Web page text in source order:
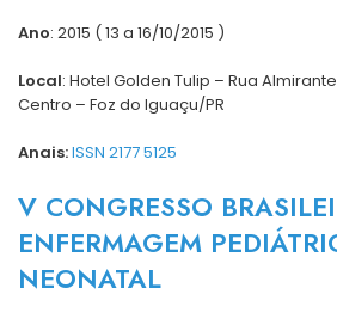
Ano: 2015 ( 13 a 16/10/2015 )
Local: Hotel Golden Tulip – Rua
Centro – Foz do Iguaçu/PR
Anais:ISSN 2177 5125
V CONGRESSO
ENFERMAGEM
NEONATAL